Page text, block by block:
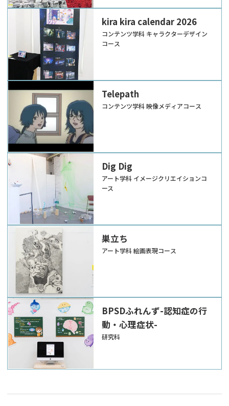
kira kira calendar 2026
コンテンツ学科 キャラクターデザイン
コース
Telepath
コンテンツ学科 映像メディアコース
Dig Dig
アート学科 イメージクリエイションコ
ース
巣立ち
アート学科 絵画表現コース
BPSDふれんず-認知症の行
動・心理症状-
研究科